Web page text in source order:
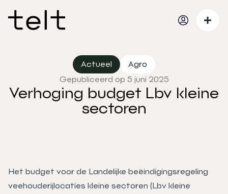
Actueel
Agro
Gepubliceerd op 5 juni 2025
Verhoging budget Lbv kleine
sectoren
Het budget voor de Landelijke beëindigingsregeling
veehouderijlocaties kleine sectoren (Lbv kleine